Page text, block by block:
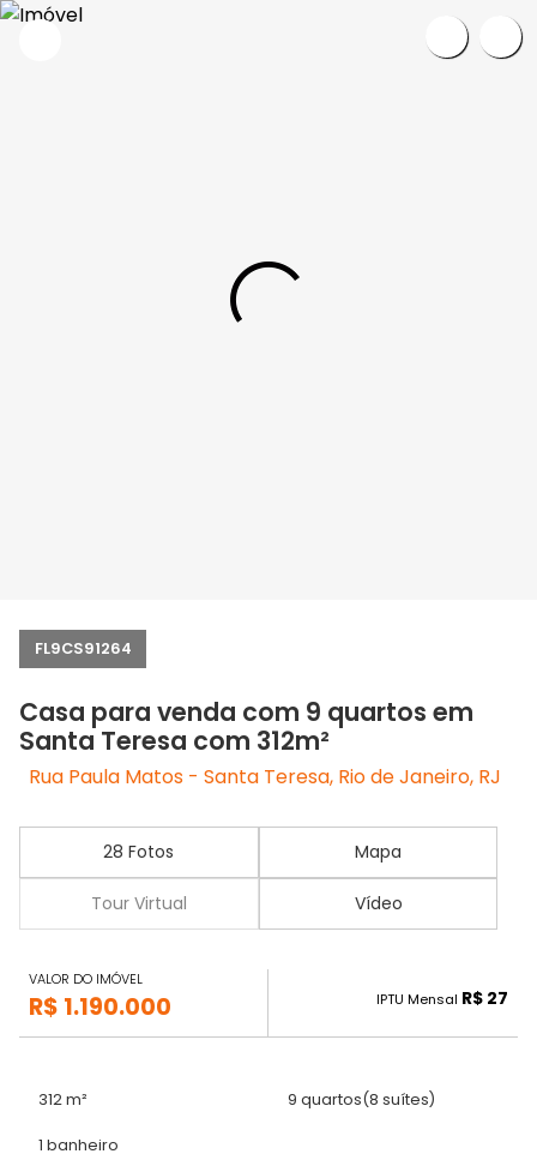
FL9CS91264
Casa para venda com 9 quartos em
Santa Teresa com 312m²
Rua Paula Matos - Santa Teresa, Rio de Janeiro, RJ
28 Fotos Mapa
Tour Virtual Vídeo
VALOR DO IMÓVEL
R$ 1.190.000 IPTU Mensal R$ 27
312 m² 9 quartos(8 suítes)
1 banheiro